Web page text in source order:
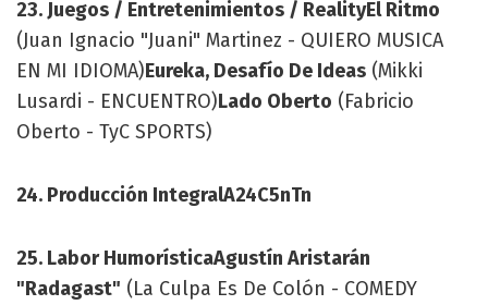
23. Juegos / Entretenimientos / RealityEl Ritmo
(Juan Ignacio "Juani" Martinez - QUIERO MUSICA
EN MI IDIOMA)Eureka, Desafío De Ideas (Mikki
Lusardi - ENCUENTRO)Lado Oberto (Fabricio
Oberto - TyC SPORTS)
24. Producción IntegralA24C5nTn
25. Labor HumorísticaAgustín Aristarán
"Radagast" (La Culpa Es De Colón - COMEDY